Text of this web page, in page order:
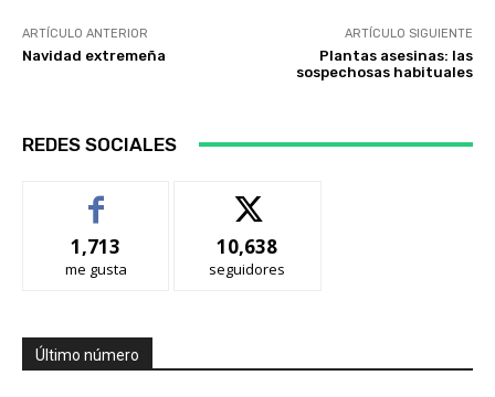
ARTÍCULO ANTERIOR
Navidad extremeña
ARTÍCULO SIGUIENTE
Plantas asesinas: las
sospechosas habituales
REDES SOCIALES
1,713
me gusta
10,638
seguidores
Último número